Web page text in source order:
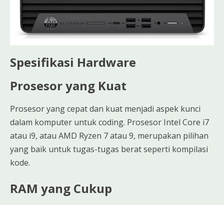
Spesifikasi Hardware
Prosesor yang Kuat
Prosesor yang cepat dan kuat menjadi aspek kunci
dalam komputer untuk coding. Prosesor Intel Core i7
atau i9, atau AMD Ryzen 7 atau 9, merupakan pilihan
yang baik untuk tugas-tugas berat seperti kompilasi
kode.
RAM yang Cukup